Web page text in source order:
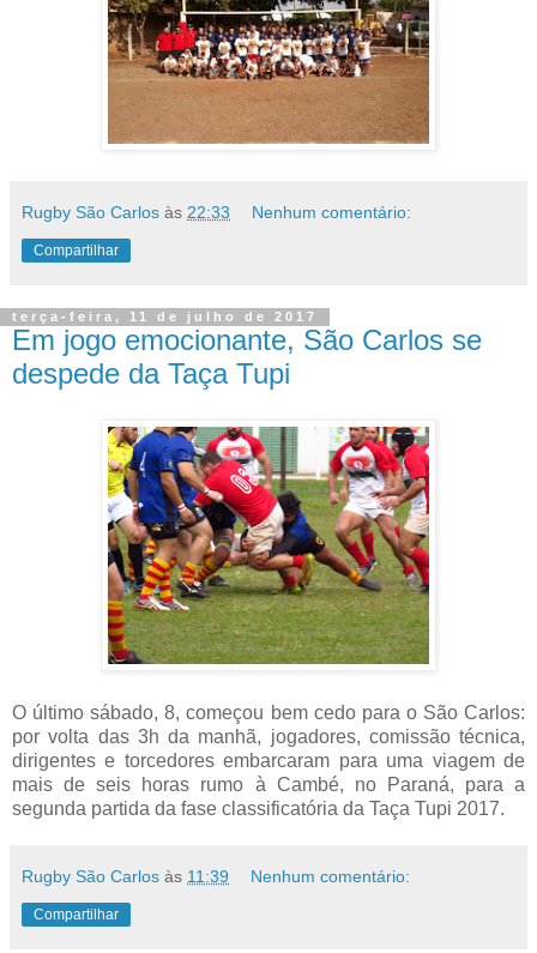
Rugby São Carlos às 22:33 Nenhum comentário:
Compartilhar
terça-feira, 11 de julho de 2017
Em jogo emocionante, São Carlos se
despede da Taça Tupi
O último sábado, 8, começou bem cedo para o São Carlos:
por volta das 3h da manhã, jogadores, comissão técnica,
dirigentes e torcedores embarcaram para uma viagem de
mais de seis horas rumo à Cambé, no Paraná, para a
segunda partida da fase classificatória da Taça Tupi 2017.
Rugby São Carlos às 11:39 Nenhum comentário:
Compartilhar